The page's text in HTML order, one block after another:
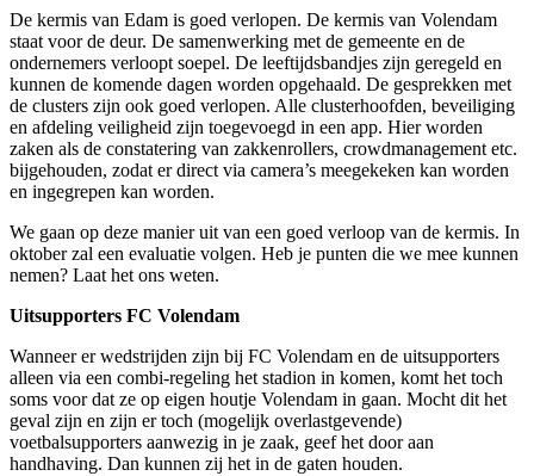
De kermis van Edam is goed verlopen. De kermis van Volendam
staat voor de deur. De samenwerking met de gemeente en de
ondernemers verloopt soepel. De leeftijdsbandjes zijn geregeld en
kunnen de komende dagen worden opgehaald. De gesprekken met
de clusters zijn ook goed verlopen. Alle clusterhoofden, beveiliging
en afdeling veiligheid zijn toegevoegd in een app. Hier worden
zaken als de constatering van zakkenrollers, crowdmanagement etc.
bijgehouden, zodat er direct via camera’s meegekeken kan worden
en ingegrepen kan worden.
We gaan op deze manier uit van een goed verloop van de kermis. In
oktober zal een evaluatie volgen. Heb je punten die we mee kunnen
nemen? Laat het ons weten.
Uitsupporters FC Volendam
Wanneer er wedstrijden zijn bij FC Volendam en de uitsupporters
alleen via een combi-regeling het stadion in komen, komt het toch
soms voor dat ze op eigen houtje Volendam in gaan. Mocht dit het
geval zijn en zijn er toch (mogelijk overlastgevende)
voetbalsupporters aanwezig in je zaak, geef het door aan
handhaving. Dan kunnen zij het in de gaten houden.